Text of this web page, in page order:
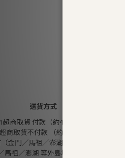
送貨方式
超商取貨 付款（約4-5天送達）
商取貨不付款 （約4-5天送達）
金門／馬祖／澎湖 外島地區除外）
馬祖／澎湖 等外島地區（郵寄）